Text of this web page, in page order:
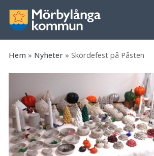
Hem » Nyheter » Skördefest på Påsten